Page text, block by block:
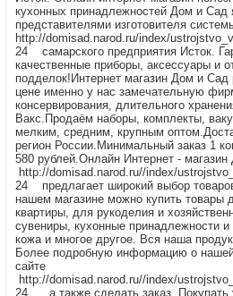
кухонных принадлежностей Дом и
представителями изготовителя
http://domisad.narod.ru/index/
24 самарского предприятия Исток.
качественные приборы, аксессуары и
подделок!Интернет магазин Дом и Сад
цене именно у нас замечательную
консервирования, длительного
Вакс.Продаём наборы, комплекты,
мелким, средним, крупным
регион России.Минимальный заказ 1
580 рублей.Онлайн Интернет -
http://domisad.narod.ru//index/
24 предлагает широкий выбор
нашем магазине можно купить
квартиры, для рукоделия и
сувениры, кухонные принадлежности
кожа и многое другое. Вся наша
Более подробную информацию о
сайте
http://domisad.narod.ru//index/
24 , а также сделать заказ. Покупать